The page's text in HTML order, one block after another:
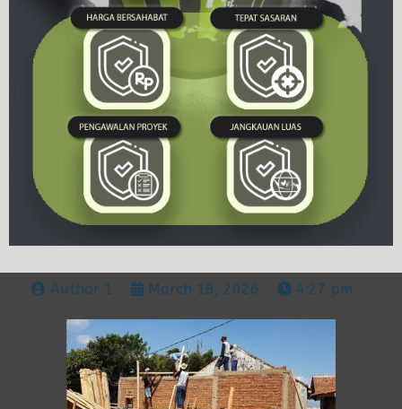
Author 1 March 19, 2026 4:27 pm